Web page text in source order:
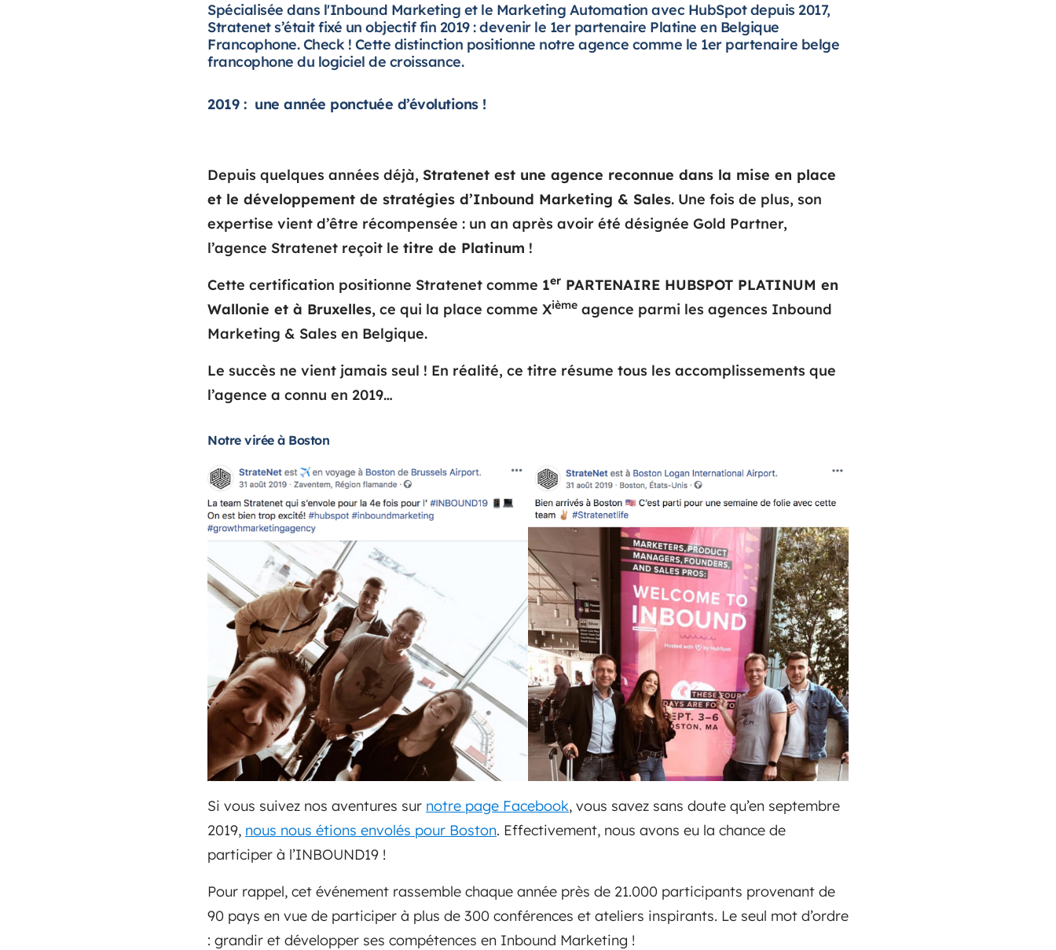
Spécialisée dans l'Inbound Marketing et le Marketing Automation avec HubSpot depuis 2017,
Stratenet s’était fixé un objectif fin 2019 : devenir le 1er partenaire Platine en Belgique
Francophone. Check ! Cette distinction positionne notre agence comme le 1er partenaire belge
francophone du logiciel de croissance.
2019 : une année ponctuée d’évolutions !
Depuis quelques années déjà, Stratenet est une agence reconnue dans la mise en place
et le développement de stratégies d’Inbound Marketing & Sales. Une fois de plus, son
expertise vient d’être récompensée : un an après avoir été désignée Gold Partner,
l’agence Stratenet reçoit le titre de Platinum !
Cette certification positionne Stratenet comme 1er PARTENAIRE HUBSPOT PLATINUM en
Wallonie et à Bruxelles, ce qui la place comme Xième agence parmi les agences Inbound
Marketing & Sales en Belgique.
Le succès ne vient jamais seul ! En réalité, ce titre résume tous les accomplissements que
l’agence a connu en 2019…
Notre virée à Boston
Si vous suivez nos aventures sur notre page Facebook, vous savez sans doute qu’en septembre
2019, nous nous étions envolés pour Boston. Effectivement, nous avons eu la chance de
participer à l’INBOUND19 !
Pour rappel, cet événement rassemble chaque année près de 21.000 participants provenant de
90 pays en vue de participer à plus de 300 conférences et ateliers inspirants. Le seul mot d’ordre
: grandir et développer ses compétences en Inbound Marketing !